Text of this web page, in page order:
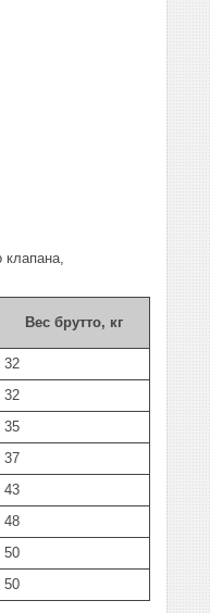
Вес брутто, кг
32
32
35
37
43
48
50
50